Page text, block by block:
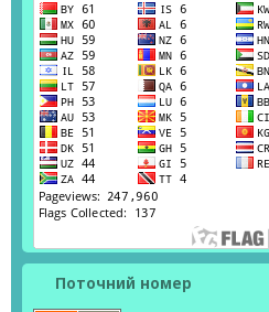
Поточний номер